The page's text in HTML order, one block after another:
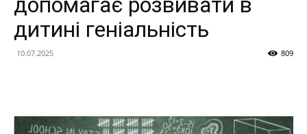
дитині геніальність
10.07.2025 809